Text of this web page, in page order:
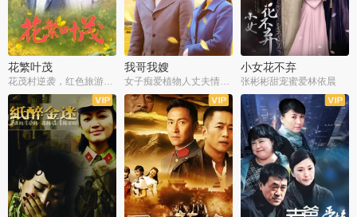
花繁叶茂
花茂村逆袭，红色旅游出圈
我哥我嫂
女子痴爱植物人丈夫情定一生
小女花不弃
张彬彬甜宠蜜爱林依晨
全42集
全35集 全32集